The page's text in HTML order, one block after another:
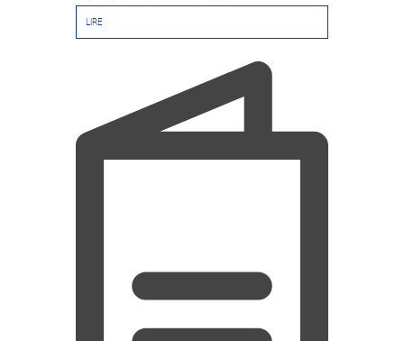
LIRE